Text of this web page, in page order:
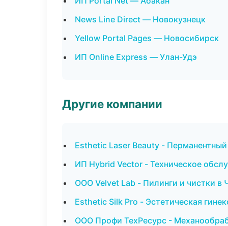
News Line Direct — Новокузнецк
Yellow Portal Pages — Новосибирск
ИП Online Express — Улан-Удэ
Другие компании
Esthetic Laser Beauty -
ИП Hybrid Vector - Техническое
ООО Velvet Lab - Пилинги и чистки в
Esthetic Silk Pro - Эстетическая
ООО Профи ТехРесурс -